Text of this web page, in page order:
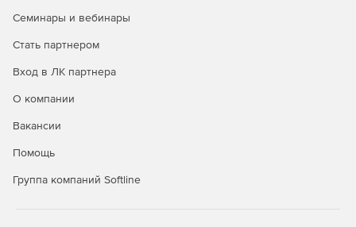
Семинары и вебинары
Стать партнером
Вход в ЛК партнера
О компании
Вакансии
Помощь
Группа компаний Softline